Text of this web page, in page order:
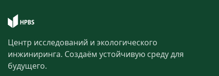
Центр исследований и экологического
инжиниринга. Создаём устойчивую среду для
будущего.